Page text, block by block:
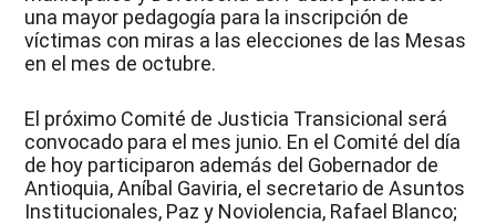
una mayor pedagogía para la inscripción de
víctimas con miras a las elecciones de las Mesas
en el mes de octubre.
El próximo Comité de Justicia Transicional será
convocado para el mes junio. En el Comité del día
de hoy participaron además del Gobernador de
Antioquia, Aníbal Gaviria, el secretario de Asuntos
Institucionales, Paz y Noviolencia, Rafael Blanco;